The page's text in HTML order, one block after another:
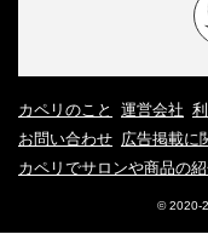
カペリのこと 運営会社
お問い合わせ 広告掲載に
カペリでサロンや商品の
© 2020-